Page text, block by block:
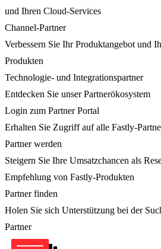
und Ihren Cloud-Services
Channel-Partner
Verbessern Sie Ihr Produktangebot und
Produkten
Technologie- und Integrationspartner
Entdecken Sie unser Partnerökosystem
Login zum Partner Portal
Erhalten Sie Zugriff auf alle Fastly-
Partner werden
Steigern Sie Ihre Umsatzchancen als
Empfehlung von Fastly-Produkten
Partner finden
Holen Sie sich Unterstützung bei der
Partner